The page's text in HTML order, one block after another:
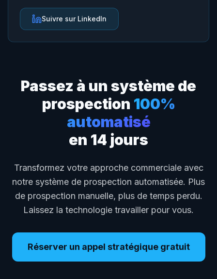
Suivre sur LinkedIn
Passez à un système de
prospection 100%
automatisé
en 14 jours
Transformez votre approche commerciale avec
notre système de prospection automatisée. Plus
de prospection manuelle, plus de temps perdu.
Laissez la technologie travailler pour vous.
Réserver un appel stratégique gratuit